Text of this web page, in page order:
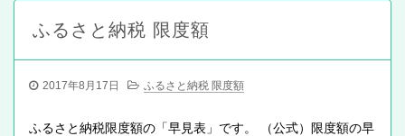
ふるさと納税 限度額
2017年8月17日 ふるさと納税 限度額
ふるさと納税限度額の「早見表」です。 （公式）限度額の早